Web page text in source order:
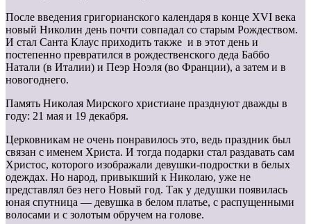
После введения григорианского календаря в конце ХVI века
новый Николин день почти совпадал со старым Рождеством.
И стал Санта Клаус приходить также и в этот день и
постепенно превратился в рождественского деда Баббо
Натали (в Италии) и Пеэр Ноэля (во Франции), а затем и в
новогоднего.
Память Николая Мирского христиане празднуют дважды в
году: 21 мая и 19 декабря.
Церковникам не очень понравилось это, ведь праздник был
связан с именем Христа. И тогда подарки стал раздавать сам
Христос, которого изображали девушки-подростки в белых
одеждах. Но народ, привыкший к Николаю, уже не
представлял без него Новый год. Так у дедушки появилась
юная спутница — девушка в белом платье, с распущенными
волосами и с золотым обручем на голове.